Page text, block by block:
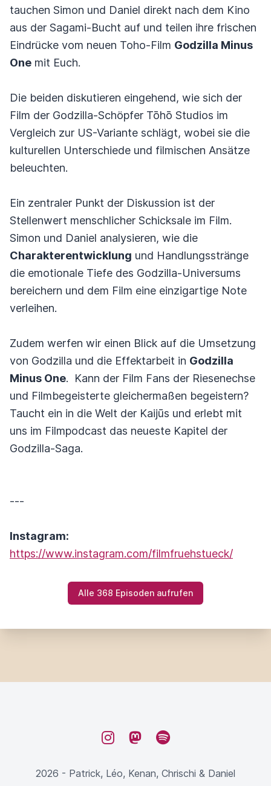
tauchen Simon und Daniel direkt nach dem Kino
aus der Sagami-Bucht auf und teilen ihre frischen
Eindrücke vom neuen Toho-Film Godzilla Minus
One mit Euch.
Die beiden diskutieren eingehend, wie sich der
Film der Godzilla-Schöpfer Tōhō Studios im
Vergleich zur US-Variante schlägt, wobei sie die
kulturellen Unterschiede und filmischen Ansätze
beleuchten.
Ein zentraler Punkt der Diskussion ist der
Stellenwert menschlicher Schicksale im Film.
Simon und Daniel analysieren, wie die
Charakterentwicklung und Handlungsstränge
die emotionale Tiefe des Godzilla-Universums
bereichern und dem Film eine einzigartige Note
verleihen.
Zudem werfen wir einen Blick auf die Umsetzung
von Godzilla und die Effektarbeit in Godzilla
Minus One. Kann der Film Fans der Riesenechse
und Filmbegeisterte gleichermaßen begeistern?
Taucht ein in die Welt der Kaijūs und erlebt mit
uns im Filmpodcast das neueste Kapitel der
Godzilla-Saga.
---
Instagram:
https://www.instagram.com/filmfruehstueck/
Alle 368 Episoden aufrufen
InstagramMastodon
Spotify
2026 - Patrick, Léo, Kenan, Chrischi & Daniel